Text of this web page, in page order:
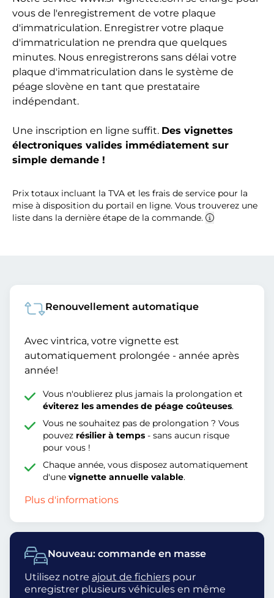
vous de l'enregistrement de votre plaque
d'immatriculation. Enregistrer votre plaque
d'immatriculation ne prendra que quelques
minutes. Nous enregistrerons sans délai votre
plaque d'immatriculation dans le système de
péage slovène en tant que prestataire
indépendant.
Une inscription en ligne suffit. Des vignettes
électroniques valides immédiatement sur
simple demande !
Prix totaux incluant la TVA et les frais de service pour la
mise à disposition du portail en ligne. Vous trouverez une
liste dans la dernière étape de la commande.
Nouveau: commande en masse
Utilisez notre ajout de fichiers pour
enregistrer plusieurs véhicules en même
Renouvellement automatique
Avec vintrica, votre vignette est
automatiquement prolongée - année après
année!
Vous n'oublierez plus jamais la prolongation et
éviterez les amendes de péage coûteuses.
Vous ne souhaitez pas de prolongation ? Vous
pouvez résilier à temps - sans aucun risque
pour vous !
Chaque année, vous disposez automatiquement
d'unevignette annuelle valable.
Plus d'informations